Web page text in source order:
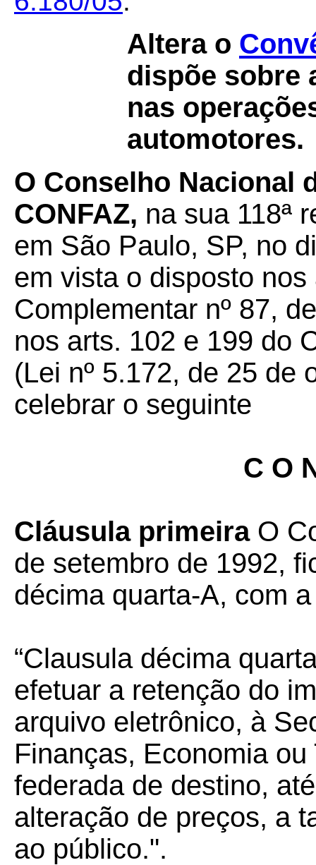
Altera o
dispõe sobre
nas
automotores.
O Conselho Nacional
CONFAZ, na sua 118ª
em São Paulo, SP, no
em vista o disposto nos
Complementar nº 87,
nos arts. 102 e 199 do
(Lei nº 5.172, de 25 de
celebrar o seguinte
C O
Cláusula primeira O
de setembro de 1992,
décima quarta-A, com
“Clausula décima
efetuar a retenção do
arquivo eletrônico, à
Finanças, Economia
federada de destino,
alteração de preços, a
ao público.".